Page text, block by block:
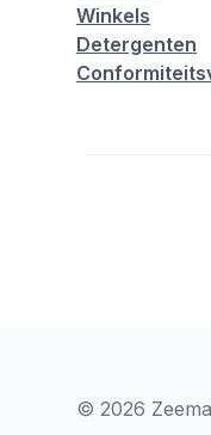
Winkels
Detergenten
© 2026